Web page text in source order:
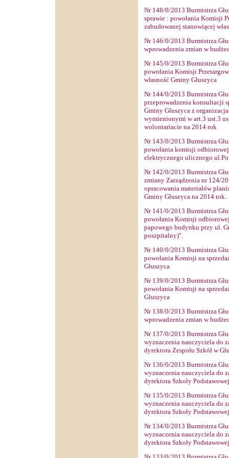
Nr 148/0/2013 Burmistrza
sprawie: powołania Komisji
zabudowanej stanowiącej
Nr 146/0/2013 Burmistrza
wprowadzenia zmian w
Nr 145/0/2013 Burmistrza
powołania Komisji
własność Gminy Głuszyca
Nr 144/0/2013 Burmistrza
przeprowadzenia konsultacji
Gminy Głuszyca z
wymienionymi w art.3 ust.3
wolontariacie na 2014 rok
Nr 143/0/2013 Burmistrza
powołania komisji
elektrycznego ulicznego
Nr 142/0/2013 Burmistrza
zmiany Zarządzenia nr 124/
opracowania materiałów
Gminy Głuszyca na 2014 rok.
Nr 141/0/2013 Burmistrza
powołania Komisji
papowego budynku przy ul.
poszpitalny)".
Nr 140/0/2013 Burmistrza
powołania Komisji na
Głuszyca
Nr 139/0/2013 Burmistrza
powołania Komisji na
Głuszyca
Nr 138/0/2013 Burmistrza
wprowadzenia zmian w
Nr 137/0/2013 Burmistrza
wyznaczenia nauczyciela do
dyrektora Zespołu Szkół w
Nr 136/0/2013 Burmistrza
wyznaczenia nauczyciela do
dyrektora Szkoły
Nr 135/0/2013 Burmistrza
wyznaczenia nauczyciela do
dyrektora Szkoły
Nr 134/0/2013 Burmistrza
wyznaczenia nauczyciela do
dyrektora Szkoły